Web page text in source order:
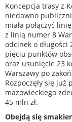
Koncepcja trasy z
niedawno
miała połączyć
z linią numer 8
odcinek o długości
pięciu punktów
oraz usunięcie 23
Warszawy po
Rozpoczęły się
mazowieckiego
45 mln zł.
Obejdą się